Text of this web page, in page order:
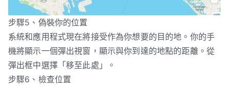
步驟5、偽裝你的位置
系統和應用程式現在將接受作為你想要的目的地。你的手
機將顯示一個彈出視窗，顯示與你到達的地點的距離。從
彈出框中選擇「移至此處」。
步驟6、檢查位置